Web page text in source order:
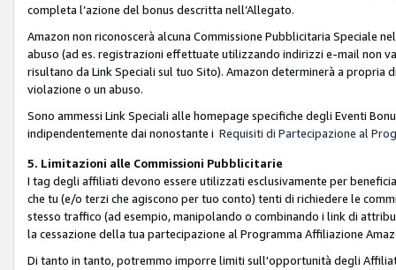
completa l’azione del bonus descritta nell’Allegato.
Amazon non riconoscerà alcuna Commissione Pubblicitaria Speciale
abuso (ad es. registrazioni effettuate utilizzando indirizzi e-mail non
risultano da Link Speciali sul tuo Sito). Amazon determinerà a propria
violazione o un abuso.
Sono ammessi Link Speciali alle homepage specifiche degli Eventi
indipendentemente dai nonostante i Requisiti di Partecipazione al
5. Limitazioni alle Commissioni Pubblicitarie
I tag degli affiliati devono essere utilizzati esclusivamente per
che tu (e/o terzi che agiscono per tuo conto) tenti di richiedere le
stesso traffico (ad esempio, manipolando o combinando i link di
la cessazione della tua partecipazione al Programma Affiliazione
Di tanto in tanto, potremmo imporre limiti sull'opportunità degli